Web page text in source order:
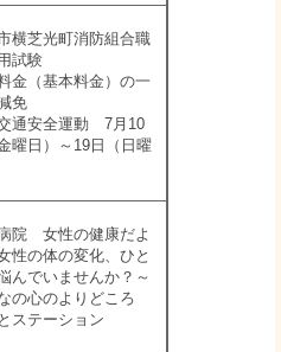
横芝光町消防組合職
試験
金（基本料金）の一
免
通安全運動 7月10
曜日）～19日（日曜
院 女性の健康だよ
性の体の変化、ひと
んでいませんか？～
の心のよりどころ
ステーション